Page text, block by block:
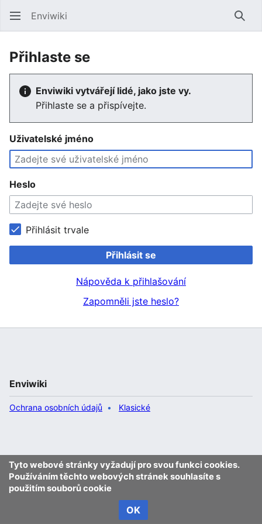
Enviwiki
Přihlaste se
Enviwiki vytvářejí lidé, jako jste vy.
Přihlaste se a přispívejte.
Uživatelské jméno
Heslo
Přihlásit trvale
Přihlásit se
Nápověda k přihlašování
Zapomněli jste heslo?
Tyto webové stránky vyžadují pro svou funkci cookies.
Používáním těchto webových stránek souhlasíte s
použitím souborů cookie
OK
Enviwiki
Ochrana osobních údajů Klasické